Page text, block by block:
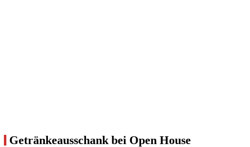
Getränkeausschank bei Open House